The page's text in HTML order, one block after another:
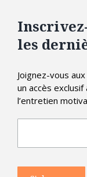
les
Joignez-vous
un accès
l’entretien